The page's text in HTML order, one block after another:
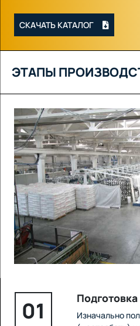
СКАЧАТЬ КАТАЛОГ
ЭТАПЫ
01
Изначально